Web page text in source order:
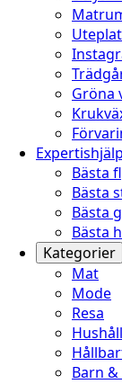
Gröna
Expertishjälp
Bästa
Bästa
Bästa
Bästa
Kategorier
Mat
Mode
Resa
Hushåll
Barn